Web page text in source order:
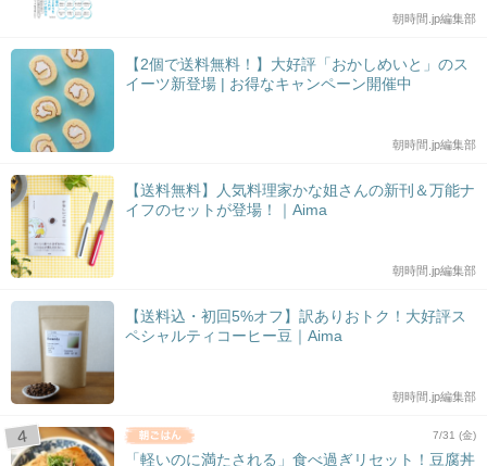
朝時間.jp編集部
【2個で送料無料！】大好評「おかしめいと」のス
イーツ新登場 | お得なキャンペーン開催中
朝時間.jp編集部
【送料無料】人気料理家かな姐さんの新刊＆万能ナ
イフのセットが登場！｜Aima
朝時間.jp編集部
【送料込・初回5%オフ】訳ありおトク！大好評ス
ペシャルティコーヒー豆｜Aima
朝時間.jp編集部
7/31 (金)
「軽いのに満たされる」食べ過ぎリセット！豆腐丼